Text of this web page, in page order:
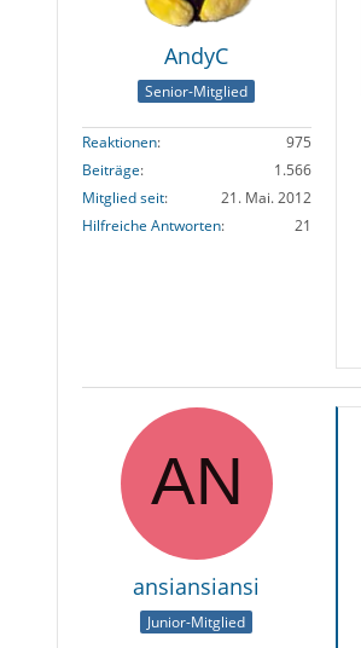
AndyC
Senior-Mitglied
Reaktionen
975
Beiträge
1.566
Mitglied seit
21. Mai. 2012
Hilfreiche Antworten
21
ansiansiansi
Junior-Mitglied